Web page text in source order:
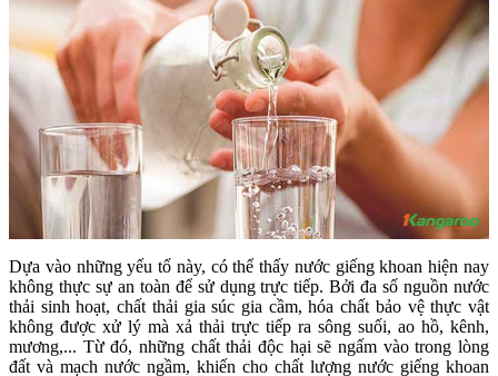
Dựa vào những yếu tố này, có thể thấy nước giếng khoan hiện nay
không thực sự an toàn để sử dụng trực tiếp. Bởi đa số nguồn nước
thải sinh hoạt, chất thải gia súc gia cầm, hóa chất bảo vệ thực vật
không được xử lý mà xả thải trực tiếp ra sông suối, ao hồ, kênh,
mương,... Từ đó, những chất thải độc hại sẽ ngấm vào trong lòng
đất và mạch nước ngầm, khiến cho chất lượng nước giếng khoan